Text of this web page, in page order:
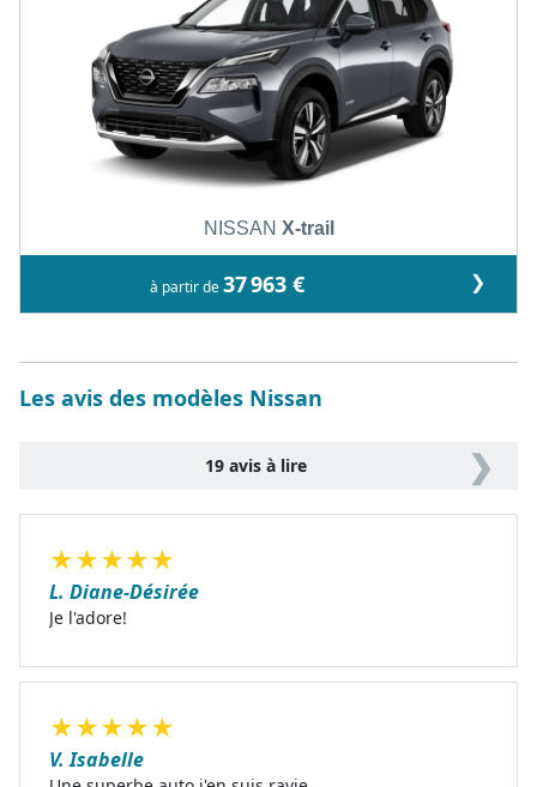
NISSAN X-trail
à partir de37 963 € ❯
Les avis des modèles Nissan
19 avis à lire ❯
★★★★★
L. Diane-Désirée
Je l'adore!
★★★★★
V. Isabelle